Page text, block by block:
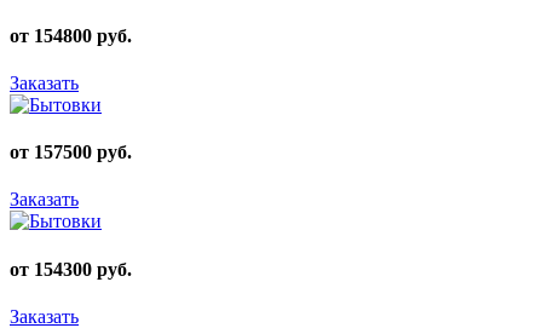
от 154800 руб.
Заказать
от 157500 руб.
Заказать
от 154300 руб.
Заказать